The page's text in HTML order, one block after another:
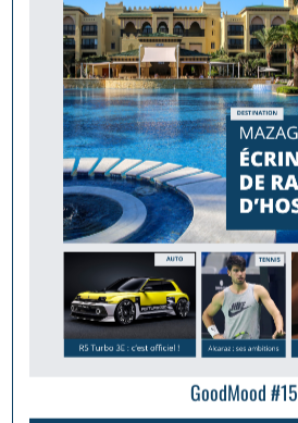
GoodMood #15